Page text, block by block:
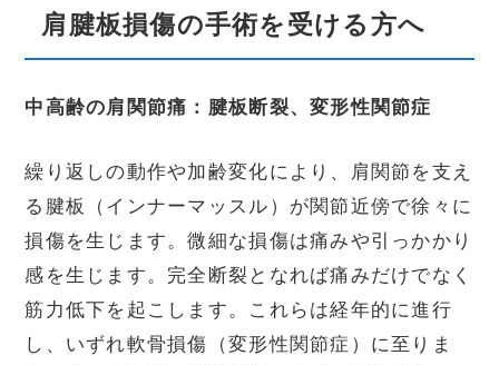
肩腱板損傷の手術を受ける方へ
中高齢の肩関節痛：腱板断裂、変形性関節症
繰り返しの動作や加齢変化により、肩関節を支え
る腱板（インナーマッスル）が関節近傍で徐々に
損傷を生じます。微細な損傷は痛みや引っかかり
感を生じます。完全断裂となれば痛みだけでなく
筋力低下を起こします。これらは経年的に進行
し、いずれ軟骨損傷（変形性関節症）に至りま